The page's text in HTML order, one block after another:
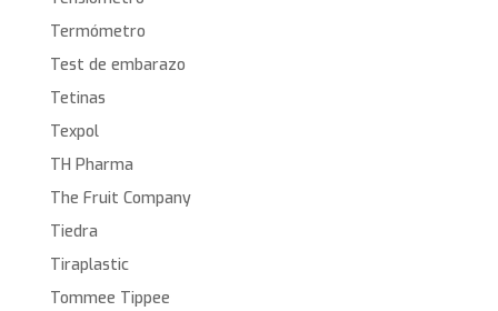
Termómetro
Test de embarazo
Tetinas
Texpol
TH Pharma
The Fruit Company
Tiedra
Tiraplastic
Tommee Tippee